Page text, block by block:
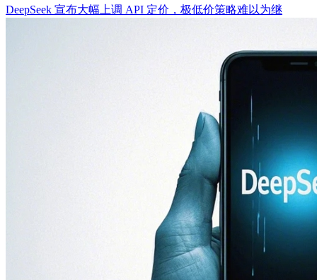
DeepSeek 宣布大幅上调 API 定价，极低价策略难以为继